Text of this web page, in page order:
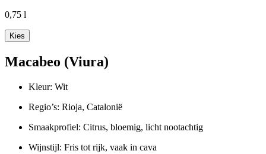
0,75 l
Kies
Macabeo (Viura)
Kleur: Wit
Regio’s: Rioja, Catalonië
Smaakprofiel: Citrus, bloemig, licht nootachtig
Wijnstijl: Fris tot rijk, vaak in cava